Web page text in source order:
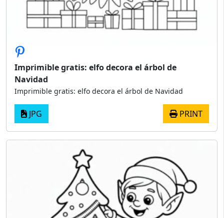
Imprimible gratis: elfo decora el árbol de
Navidad
Imprimible gratis: elfo decora el árbol de Navidad
JPG PRINT